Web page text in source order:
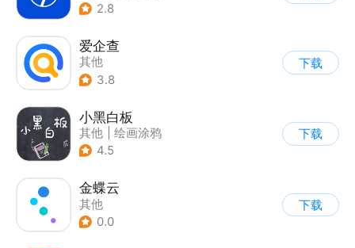
2.8
爱企查
其他
3.8
下载
小黑白板
其他
绘画涂鸦
4.5
下载
金蝶云
其他
0.0
下载